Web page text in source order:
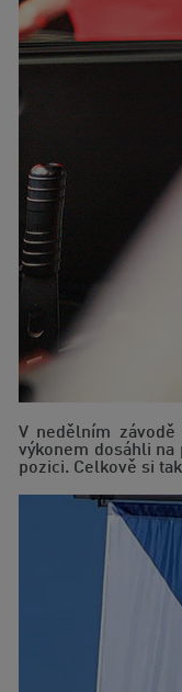
V nedělním
výkonem dosáhli
pozici. Celkově si